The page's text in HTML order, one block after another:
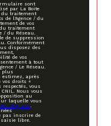
sont
par La Boite
du traitement
de l'Agence / du
de vos
du traitement
/ du Réseau.
de suppression
Conformément
disposez des
de vos
à tout
/ Le Réseau.
plus
estimez, après
vos droits «
vous
Nous vous
au
laquelle vous
.
pas inscrire de
libre.